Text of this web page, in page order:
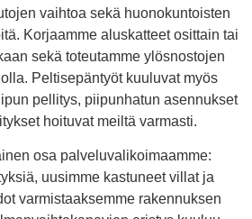
vaihtoa sekä huonokuntoisten
Korjaamme aluskatteet osittain tai
sekä toteutamme ylösnostojen
Peltisepäntyöt kuuluvat myös
pellitys, piipunhatun asennukset
hoituvat meiltä varmasti.
osa palveluvalikoimaamme:
uusimme kastuneet villat ja
varmistaaksemme rakennuksen